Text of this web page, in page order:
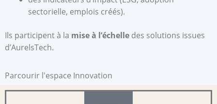
sectorielle, emplois créés).
Ils participent à la mise à l’échelle des solutions issues
d’AurelsTech.
Parcourir l'espace Innovation